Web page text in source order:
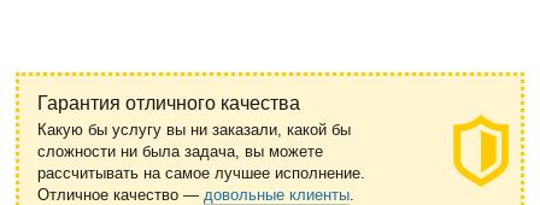
Гарантия отличного качества
Какую бы услугу вы ни заказали, какой бы
сложности ни была задача, вы можете
рассчитывать на самое лучшее исполнение.
Отличное качество —довольные клиенты.